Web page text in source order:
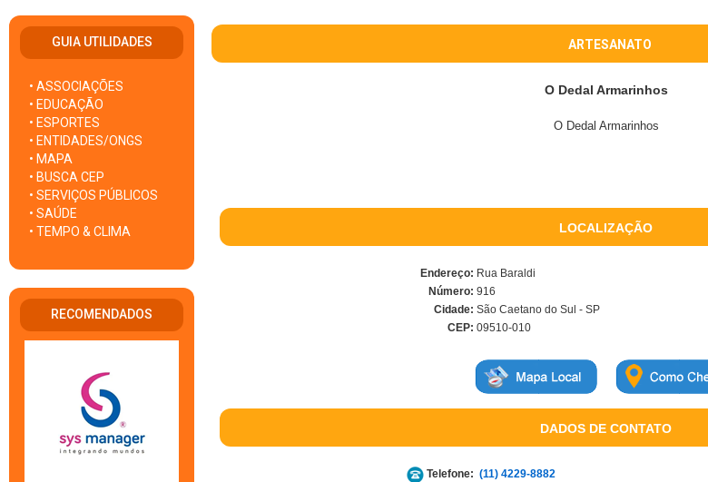
GUIA UTILIDADES
• ASSOCIAÇÕES
• EDUCAÇÃO
• ESPORTES
• ENTIDADES/ONGS
• MAPA
• BUSCA CEP
• SERVIÇOS PÚBLICOS
• SAÚDE
• TEMPO & CLIMA
RECOMENDADOS
ARTESANATO
O Dedal Armarinhos
O Dedal Armarinhos
LOCALIZAÇÃO
Endereço: Rua Baraldi
Número: 916
Cidade: São Caetano do Sul - SP
CEP: 09510-010
DADOS DE CONTATO
Telefone: (11) 4229-8882